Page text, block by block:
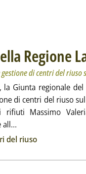
Regione
di centri del
Giunta regionale
di centri del riuso
rifiuti Massimo
all...
del riuso